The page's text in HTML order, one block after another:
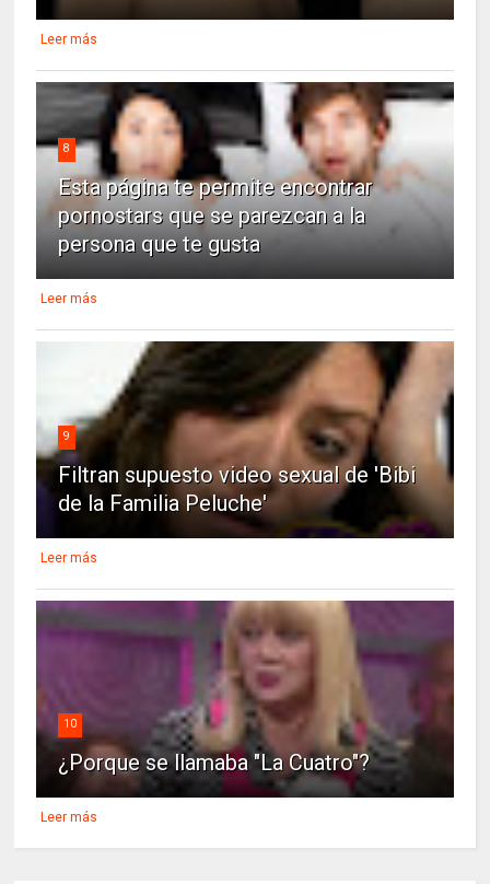
Leer más
8
Esta página te permite encontrar
pornostars que se parezcan a la
persona que te gusta
Leer más
9
Filtran supuesto video sexual de 'Bibi
de la Familia Peluche'
Leer más
10
¿Porque se llamaba "La Cuatro"?
Leer más